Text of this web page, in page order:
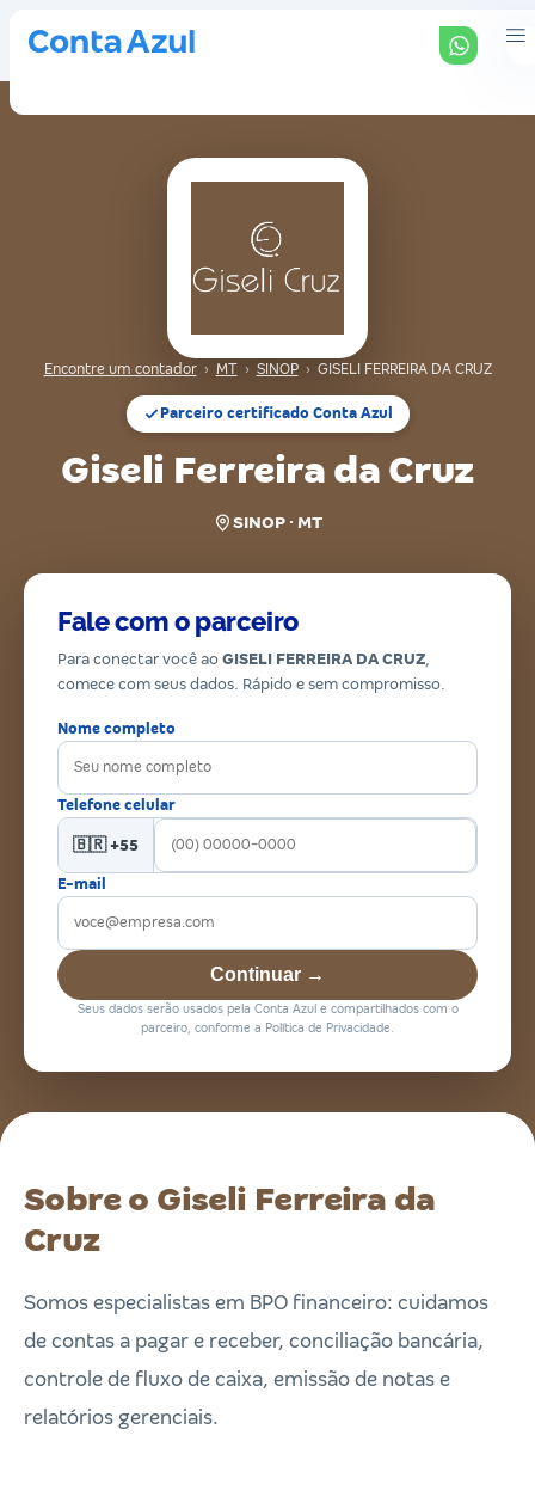
Encontre um contador › MT › SINOP › GISELI FERREIRA DA CRUZ
Parceiro certificado Conta Azul
Giseli Ferreira da Cruz
SINOP · MT
Fale com o parceiro
Para conectar você ao GISELI FERREIRA DA CRUZ,
comece com seus dados. Rápido e sem compromisso.
Nome completo
Telefone celular
🇧🇷 +55
E-mail
Continuar →
Seus dados serão usados pela Conta Azul e compartilhados com o
parceiro, conforme a Política de Privacidade.
Sobre o Giseli Ferreira da
Cruz
Somos especialistas em BPO financeiro: cuidamos
de contas a pagar e receber, conciliação bancária,
controle de fluxo de caixa, emissão de notas e
relatórios gerenciais.